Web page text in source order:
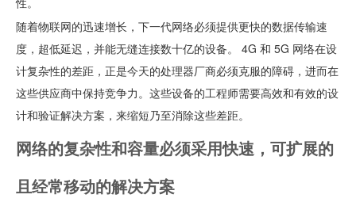
随着物联网的迅速增长，下一代网络必须提供更快的数据传输速
度，超低延迟，并能无缝连接数十亿的设备。 4G 和 5G 网络在设
计复杂性的差距，正是今天的处理器厂商必须克服的障碍，进而在
这些供应商中保持竞争力。这些设备的工程师需要高效和有效的设
计和验证解决方案，来缩短乃至消除这些差距。
网络的复杂性和容量必须采用快速，可扩展的
且经常移动的解决方案